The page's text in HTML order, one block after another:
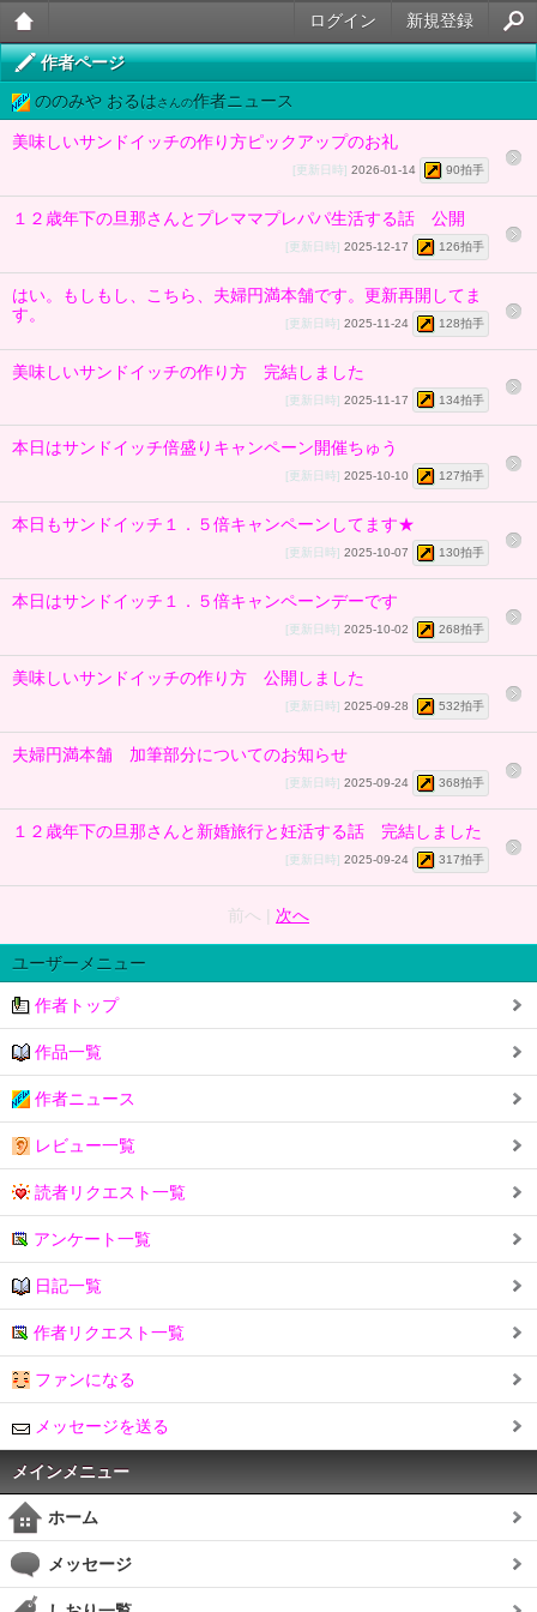
大人
のケ
ータ
能小
説
新規登録
ログイン
作者ページ
ののみや おるはさんの作者ニュース
美味しいサンドイッチの作り方ピックアップのお礼
[更新日時] 2026-01-14 90拍手
１２歳年下の旦那さんとプレママプレパパ生活する話 公開
[更新日時] 2025-12-17 126拍手
はい。もしもし、こちら、夫婦円満本舗です。更新再開してま
す。
[更新日時] 2025-11-24 128拍手
美味しいサンドイッチの作り方 完結しました
[更新日時] 2025-11-17 134拍手
本日はサンドイッチ倍盛りキャンペーン開催ちゅう
[更新日時] 2025-10-10 127拍手
本日もサンドイッチ１．５倍キャンペーンしてます★
[更新日時] 2025-10-07 130拍手
本日はサンドイッチ１．５倍キャンペーンデーです
[更新日時] 2025-10-02 268拍手
美味しいサンドイッチの作り方 公開しました
[更新日時] 2025-09-28 532拍手
夫婦円満本舗 加筆部分についてのお知らせ
[更新日時] 2025-09-24 368拍手
１２歳年下の旦那さんと新婚旅行と妊活する話 完結しました
[更新日時] 2025-09-24 317拍手
前へ | 次へ
ユーザーメニュー
作者トップ
作品一覧
作者ニュース
レビュー一覧
読者リクエスト一覧
アンケート一覧
日記一覧
作者リクエスト一覧
ファンになる
メッセージを送る
メインメニュー
ホーム
メッセージ